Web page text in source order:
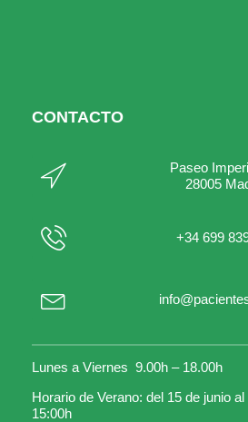
CONTACTO
Paseo
28005
+34 699
Lunes a Viernes 9.00h – 18.00h
Horario de Verano: del 15 de junio
15:00h